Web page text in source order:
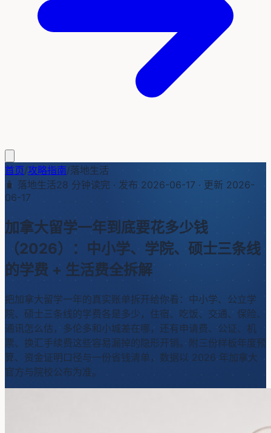
首页/攻略指南/落地生活
🧳 落地生活28 分钟读完 · 发布 2026-06-17 · 更新 2026-
06-17
加拿大留学一年到底要花多少钱
（2026）：中小学、学院、硕士三条线
的学费 + 生活费全拆解
把加拿大留学一年的真实账单拆开给你看：中小学、公立学
院、硕士三条线的学费各是多少，住宿、吃饭、交通、保险、
通讯怎么估，多伦多和小城差在哪，还有申请费、公证、机
票、换汇手续费这些容易漏掉的隐形开销。附三份样板年度预
算、资金证明口径与一份省钱清单，数据以 2026 年加拿大
官方与院校公布为准。